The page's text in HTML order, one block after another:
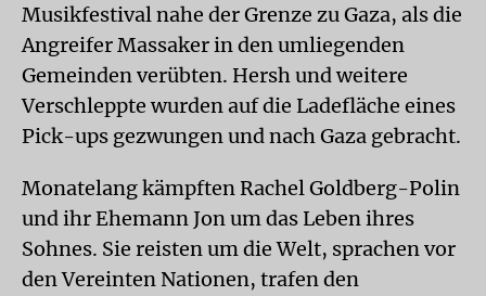
Musikfestival nahe der Grenze zu Gaza, als die
Angreifer Massaker in den umliegenden
Gemeinden verübten. Hersh und weitere
Verschleppte wurden auf die Ladefläche eines
Pick-ups gezwungen und nach Gaza gebracht.
Monatelang kämpften Rachel Goldberg-Polin
und ihr Ehemann Jon um das Leben ihres
Sohnes. Sie reisten um die Welt, sprachen vor
den Vereinten Nationen, trafen den